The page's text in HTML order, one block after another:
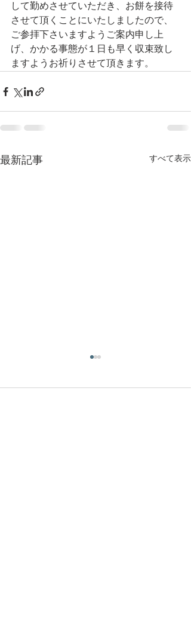
して勤めさせていただき、お餅を接待
させて頂くことにいたしましたので、
ご参拝下さいますようご案内申し上
げ、かかる事態が１日も早く収束致し
ますようお祈りさせて頂きます。
最新記事 すべて表示